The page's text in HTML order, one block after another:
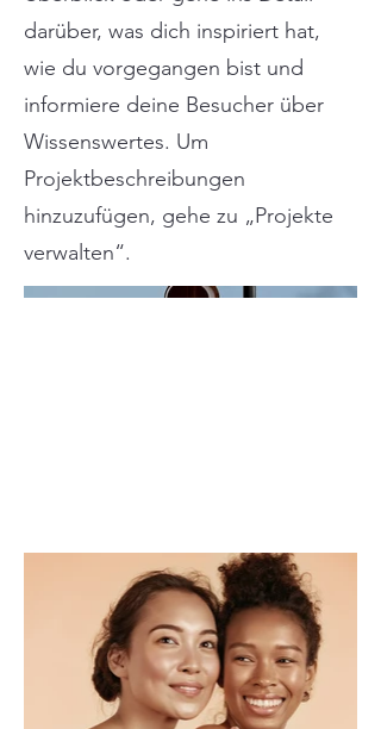
darüber, was dich inspiriert hat,
wie du vorgegangen bist und
informiere deine Besucher über
Wissenswertes. Um
Projektbeschreibungen
hinzuzufügen, gehe zu „Projekte
verwalten“.